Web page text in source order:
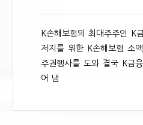
K손해보험의 최대주주인 K
저지를 위한 K손해보험 소
주권행사를 도와 결국 K금
어 냄